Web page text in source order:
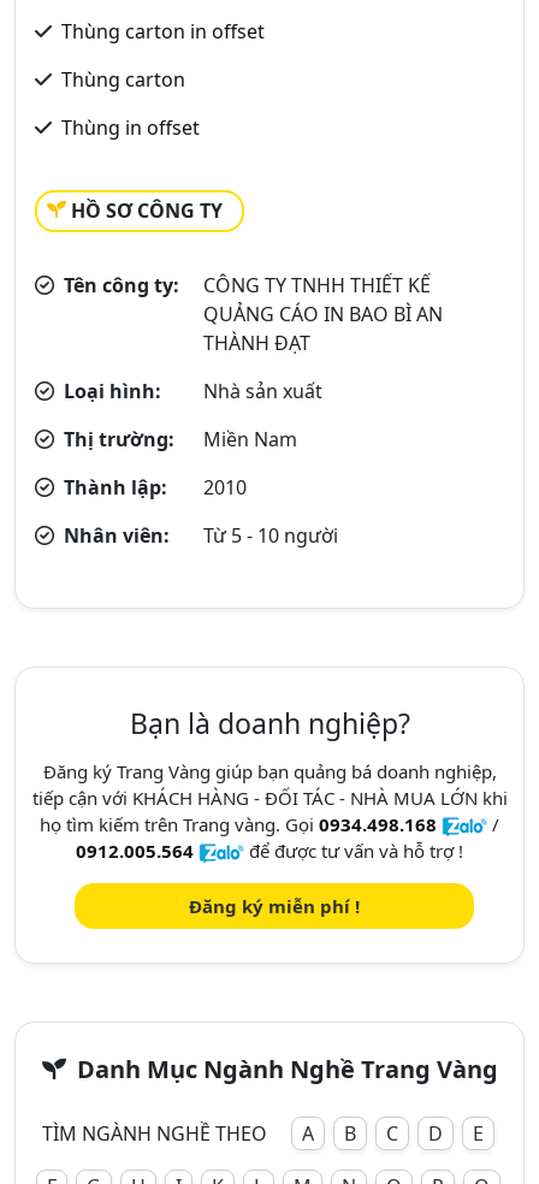
Thùng carton in offset
Thùng carton
Thùng in offset
HỒ SƠ CÔNG TY
Tên công ty:
CÔNG TY TNHH THIẾT KẾ
QUẢNG CÁO IN BAO BÌ AN
THÀNH ĐẠT
Loại hình:
Nhà sản xuất
Thị trường:
Miền Nam
Thành lập:
2010
Nhân viên:
Từ 5 - 10 người
Bạn là doanh nghiệp?
Đăng ký Trang Vàng giúp bạn quảng bá doanh nghiệp,
tiếp cận với KHÁCH HÀNG - ĐỐI TÁC - NHÀ MUA LỚN khi
họ tìm kiếm trên Trang vàng. Gọi 0934.498.168
/
0912.005.564
để được tư vấn và hỗ trợ !
Đăng ký miễn phí !
Danh Mục Ngành Nghề Trang Vàng
TÌM NGÀNH NGHỀ THEO A B C D
E